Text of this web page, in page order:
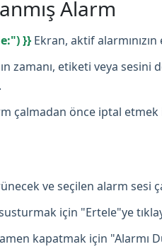
Alarm
}} Ekran, aktif
zamanı, etiketi veya
çalmadan önce iptal
ve seçilen alarm sesi
için "Ertele"ye
kapatmak için "Alarmı